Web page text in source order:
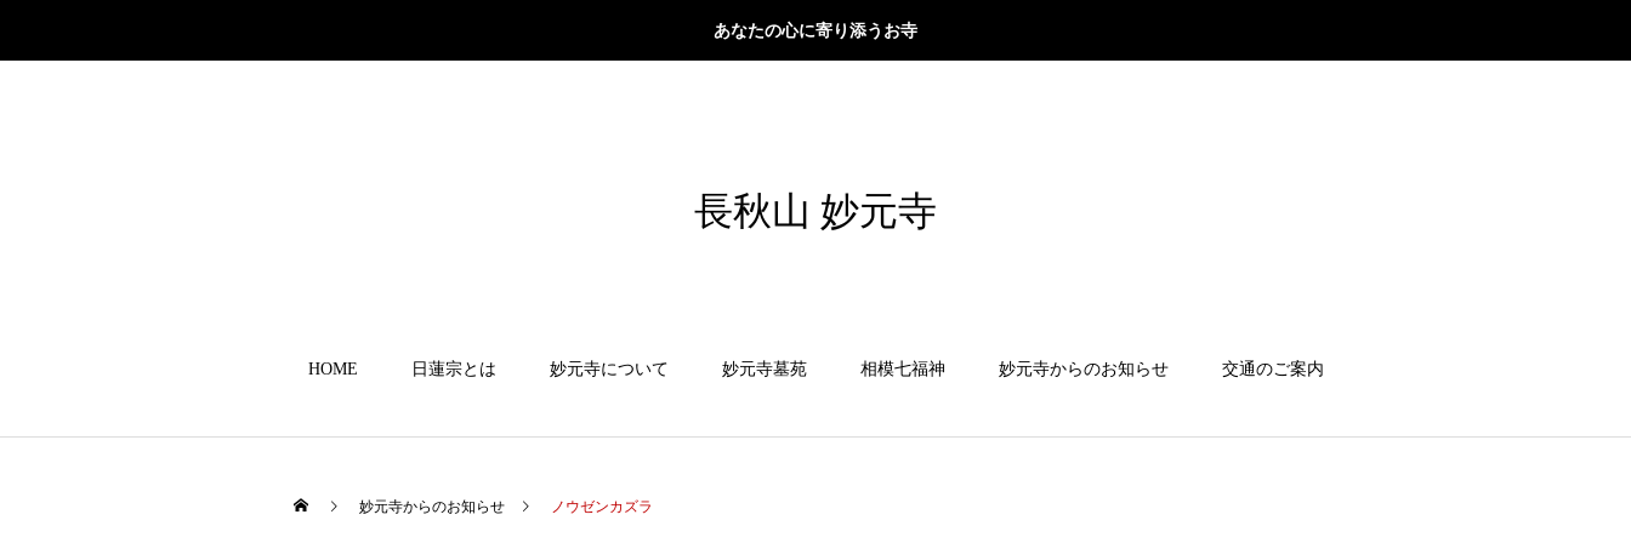
あなたの心に寄り添うお寺
長秋山 妙元寺
HOME 日蓮宗とは 妙元寺について 妙元寺墓苑 相模七福神 妙元寺からのお知らせ 交通のご案内
妙元寺からのお知らせ ノウゼンカズラ